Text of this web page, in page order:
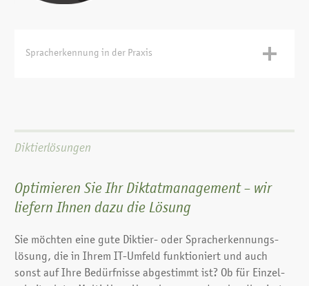
Spracherkennung in der Praxis
Da Sie so schnell tippen können sind Sie Manager / Berater
Herz – wie häufig vertippen Sie sich? Wäre es nicht viel
einfacher für Sie, Ihre Briefe oder E-Mails zu diktieren, als
zu tippen. Lassen Sie sich von Spracherkennung die Arbeit
erleichtern. Sie sprechen und das System schreibt für Sie!
Mobiles Diktieren
Diktierlösungen
Optimieren Sie Ihr Diktat­management – wir
liefern Ihnen dazu die Lösung
Sie möchten eine gute Diktier- oder Sprach­erkennungs­
lösung, die in Ihrem IT-Umfeld funktioniert und auch
sonst auf Ihre Bedürfnisse abgestimmt ist? Ob für Einzel­